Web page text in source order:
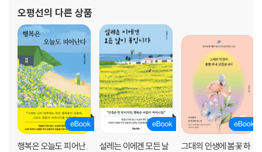
06 나만의 북극성을 찾기까지
07 아이가 자신에 대해 궁금해지기 시작하는 시기에
08 몰입하는 사람에게는 이것이 있다
09 아이가 ‘공부의 이유’를 물을 때 답해야 할 것들
■ 자녀 교육 즉문즉답
3부 누구나 자신이 생각하는 것보다 많은 것을 가지고 있다
01 다름을 이해하고 인정하지 않으면 거울 보고 나와도 싸운다
02 가치관은 행복 결정에 중요한 열쇠가 된다
줘야 할 것이 무엇인지,
오평선의 다른 상품
행복은 오늘도 피어난
설레는 이에겐 모든 날
그대의 인생에 봄꽃 하